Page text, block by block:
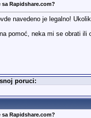
Rapidshare.com?
navedeno je legalno!
pomoć, neka mi se obrati ili
poruci:
Rapidshare.com?